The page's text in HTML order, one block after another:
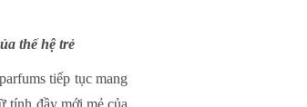
thế hệ trẻ
tiếp tục mang
tính đầy mới mẻ của